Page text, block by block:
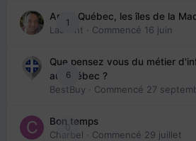
1
Arte : Québec, les îles de la
Laurent · Commencé 16 juin
6
Que pensez vous du métier
au Québec ?
BestBuy · Commencé 27
0
Bon temps
Charbel · Commencé 29 juillet